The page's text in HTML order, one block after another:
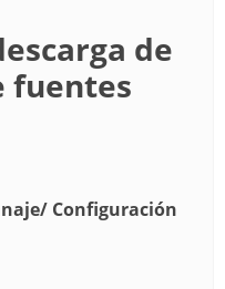
de
fuentes
Configuración